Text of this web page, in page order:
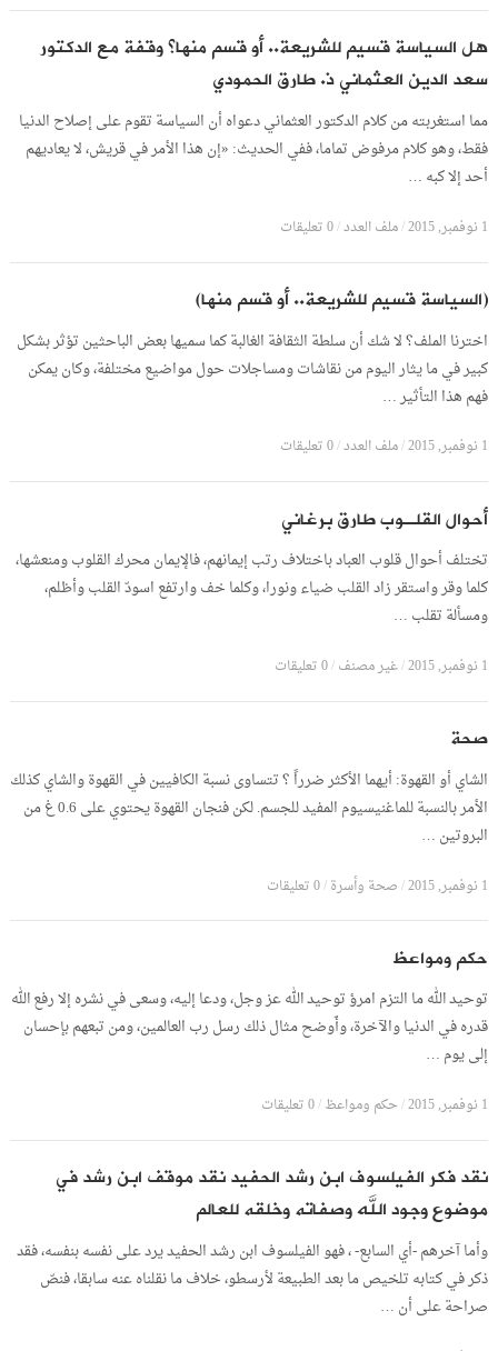
هل السياسة قسيم للشريعة.. أو قسم منها؟ وقفة مع الدكتور
سعد الدين العثماني ذ. طارق الحمودي
مما استغربته من كلام الدكتور العثماني دعواه أن السياسة تقوم على إصلاح الدنيا
فقط، وهو كلام مرفوض تماما، ففي الحديث: «إن هذا الأمر في قريش، لا يعاديهم
أحد إلا كبه …
1 نوفمبر, 2015 /ملف العدد/0 تعليقات
(السياسة قسيم للشريعة.. أو قسم منها)
اخترنا الملف؟ لا شك أن سلطة الثقافة الغالبة كما سميها بعض الباحثين تؤثر بشكل
كبير في ما يثار اليوم من نقاشات ومساجلات حول مواضيع مختلفة، وكان يمكن
فهم هذا التأثير …
1 نوفمبر, 2015 /ملف العدد/0 تعليقات
أحوال القلـوب طارق برغاني
تختلف أحوال قلوب العباد باختلاف رتب إيمانهم، فالإيمان محرك القلوب ومنعشها،
كلما وقر واستقر زاد القلب ضياء ونورا، وكلما خف وارتفع اسودّ القلب وأظلم،
ومسألة تقلب …
1 نوفمبر, 2015 /غير مصنف/0 تعليقات
صحة
الشاي أو القهوة: أيهما الأكثر ضرراً ؟ تتساوى نسبة الكافيين في القهوة والشاي كذلك
الأمر بالنسبة للماغنيسيوم المفيد للجسم. لكن فنجان القهوة يحتوي على 0.6 غ من
البروتين …
1 نوفمبر, 2015 /صحة وأسرة/0 تعليقات
حكم ومواعظ
توحيد الله ما التزم امرؤ توحيد الله عز وجل، ودعا إليه، وسعى في نشره إلا رفع الله
قدره في الدنيا والآخرة، وأَوضح مثال ذلك رسل رب العالمين، ومن تبعهم بإحسان
إلى يوم …
1 نوفمبر, 2015 /حكم ومواعظ/0 تعليقات
نقد فكر الفيلسوف ابن رشد الحفيد نقد موقف ابن رشد في
موضوع وجود الله وصفاته وخلقه للعالم
وأما آخرهم -أي السابع- ، فهو الفيلسوف ابن رشد الحفيد يرد على نفسه بنفسه، فقد
ذكر في كتابه تلخيص ما بعد الطبيعة لأرسطو، خلاف ما نقلناه عنه سابقا، فنصّ
صراحة على أن …